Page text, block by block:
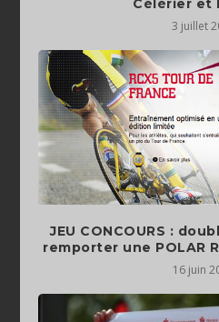
Célérier et
3 juillet
JEU CONCOURS :
remporter une POLAR
16 juin